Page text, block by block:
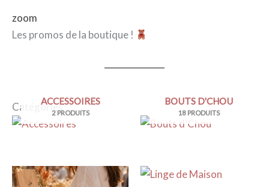
zoom
Les promos de la boutique !
CatégoriesACCESSOIRES
2 PRODUITS
BOUTS D'CHOU
18 PRODUITS